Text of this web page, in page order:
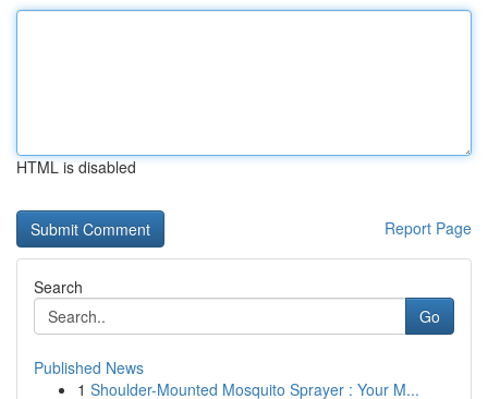
HTML is disabled
Report Page
Search
Go
Published News
1 Shoulder-Mounted Mosquito Sprayer : Your M...